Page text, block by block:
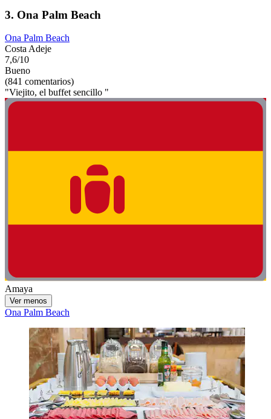
3. Ona Palm Beach
Ona Palm Beach
Costa Adeje
7,6/10
Bueno
(841 comentarios)
"Viejito, el buffet sencillo "
Amaya
Ver menos
Ona Palm Beach